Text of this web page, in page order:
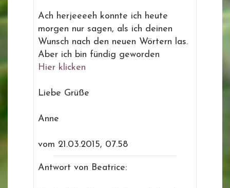
Ach herjeeeeh konnte ich heute
morgen nur sagen, als ich deinen
Wunsch nach den neuen Wörtern las.
Aber ich bin fündig geworden
Hier klicken
Liebe Grüße
Anne
vom 21.03.2015, 07.58
Antwort von Beatrice: